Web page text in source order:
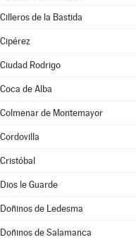
Cilleros de la Bastida
Cipérez
Ciudad Rodrigo
Coca de Alba
Colmenar de Montemayor
Cordovilla
Cristóbal
Dios le Guarde
Doñinos de Ledesma
Doñinos de Salamanca